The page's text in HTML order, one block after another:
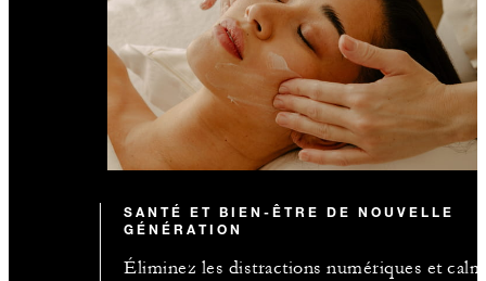
SANTÉ ET BIEN-ÊTRE DE NOUVELLE
GÉNÉRATION
Éliminez les distractions numériques et